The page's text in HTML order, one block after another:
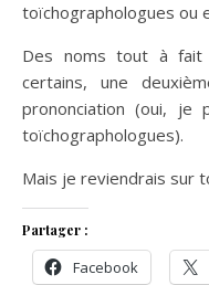
toïchographologues ou
Des noms tout à fait
certains, une
prononciation (oui, je
toïchographologues).
Mais je reviendrais sur
Partager :
Facebook